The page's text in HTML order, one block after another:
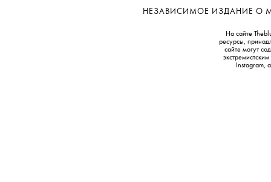
НЕЗАВИСИМОЕ ИЗДАНИЕ О
На сайте
ресурсы,
сайте могут
Instagram,